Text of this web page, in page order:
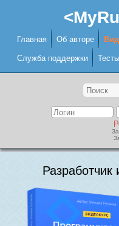
Главная Об авторе
Служба поддержки Тесты
Разработчик